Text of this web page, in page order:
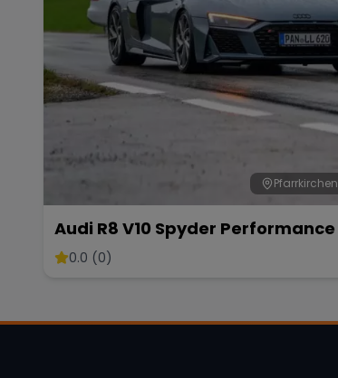
Pfarrkirchen
Audi R8 V10 Spyder Performance
0.0 (0)